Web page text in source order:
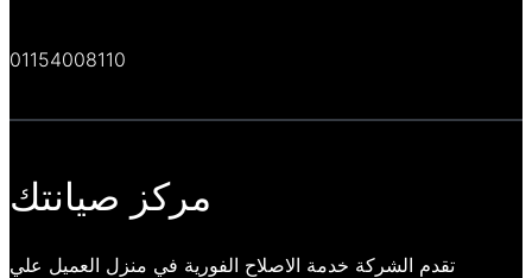
01154008110
مركز صيانتك
تقدم الشركة خدمة الاصلاح الفورية في منزل العميل علي